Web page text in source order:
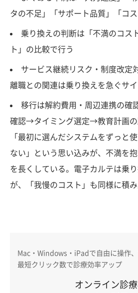
タの不足」「サポート品質」「コス
乗り換えの判断は「不満のコス
ト」の比較で行う
サービス継続リスク・制度改定
離職との関連は乗り換えを急ぐサ
移行は解約費用・周辺連携の確
確認→タイミング選定→教育計画の
「最初に選んだシステムをずっと
ない」という思い込みが、不満を
を長くしている。電子カルテは乗
が、「我慢のコスト」も同様に積み
Mac・Windows・iPadで自由に操作
最短クリック数で診療効率アップ
オンライン診